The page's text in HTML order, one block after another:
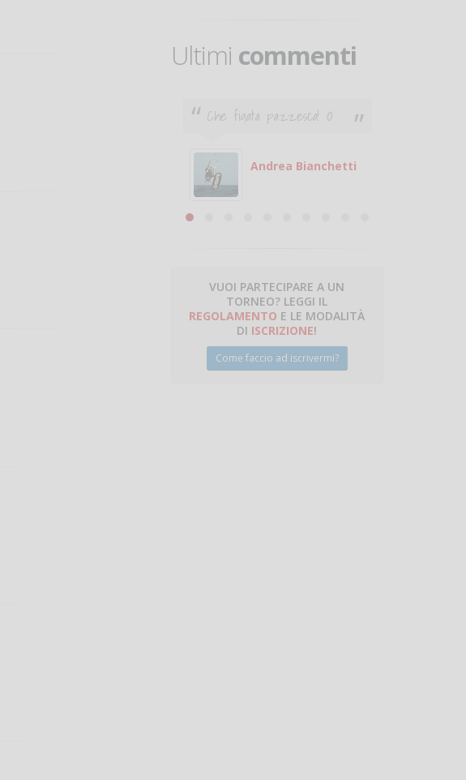
Ultimi commenti
Che figata pazzesca! :O
Andrea Bianchetti
VUOI PARTECIPARE A UN
TORNEO? LEGGI IL
REGOLAMENTO E LE MODALITÀ
DI ISCRIZIONE!
Come faccio ad iscrivermi?